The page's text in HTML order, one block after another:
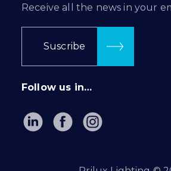
Receive all the news in your
Suscribe
Follow us in…